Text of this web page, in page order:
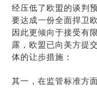
经压低了欧盟的谈判
要达成一份全面捍卫
因此更倾向于接受有
露，欧盟已向美方提
体的让步措施：
其一，在监管标准方